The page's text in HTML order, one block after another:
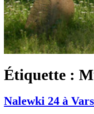
Étiquette :
Nalewki 24 à